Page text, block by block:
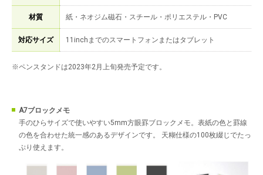
材質 紙・ネオジム磁石・スチール・ポリエステル・PVC
対応サイズ 11inchまでのスマートフォンまたはタブレット
※ペンスタンドは2023年2月上旬発売予定です。
A7ブロックメモ
手のひらサイズで使いやすい5mm方眼罫ブロックメモ。表紙の色と罫線
の色を合わせた統一感のあるデザインです。 天糊仕様の100枚綴じでたっ
ぷり使えます。